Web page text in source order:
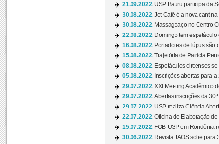
21.09.2022. USP Bauru participa da
30.08.2022.Jet Café é a nova
30.08.2022. Massageaço no Centro
22.08.2022. Domingo tem espetáculo
16.08.2022. Portadores de lúpus são
15.08.2022.Trajetória de Patrícia
08.08.2022. Espetáculos circenses
05.08.2022. Inscrições abertas para a
29.07.2022.XXI Meeting Acadêmico
29.07.2022.Abertas inscrições da 30ª
29.07.2022. USP realiza Ciência
22.07.2022.Oficina de Elaboração de
15.07.2022. FOB-USP em Rondônia
30.06.2022. Revista JAOS sobe para